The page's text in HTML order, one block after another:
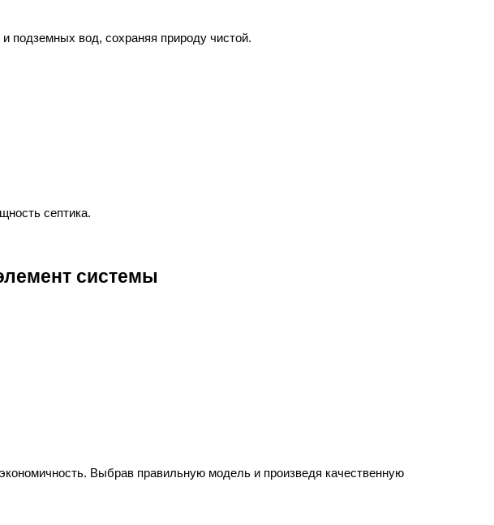
подземных вод, сохраняя природу чистой.
септика.
системы
Выбрав правильную модель и произведя качественную